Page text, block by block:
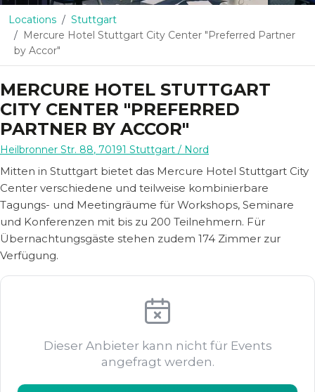
Locations
Stuttgart
Mercure Hotel Stuttgart City Center "Preferred Partner
by Accor"
MERCURE HOTEL STUTTGART
CITY CENTER "PREFERRED
PARTNER BY ACCOR"
Heilbronner Str. 88, 70191 Stuttgart / Nord
Mitten in Stuttgart bietet das Mercure Hotel Stuttgart City
Center verschiedene und teilweise kombinierbare
Tagungs- und Meetingräume für Workshops, Seminare
und Konferenzen mit bis zu 200 Teilnehmern. Für
Übernachtungsgäste stehen zudem 174 Zimmer zur
Verfügung.
Dieser Anbieter kann nicht für Events
angefragt werden.